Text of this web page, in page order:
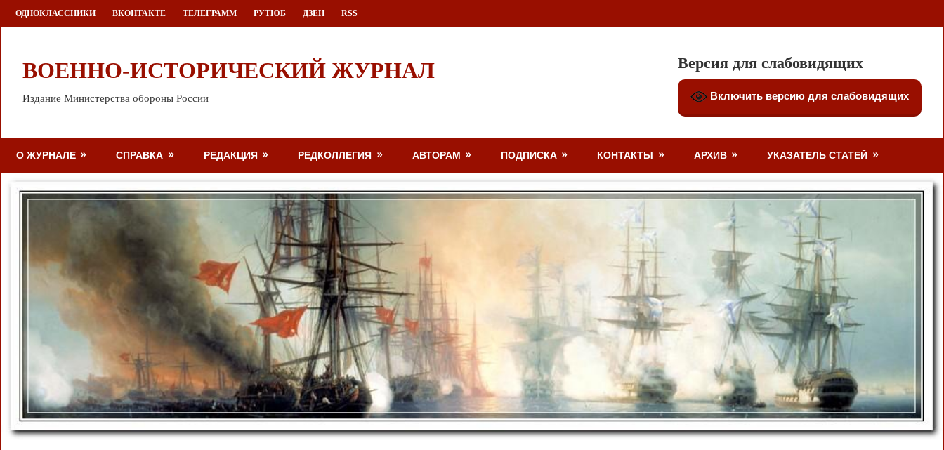
Перейти
к
ОДНОКЛАССНИКИ ВКОНТАКТЕ ТЕЛЕГРАММ РУТЮБ ДЗЕН RSS
ВОЕННО-ИСТОРИЧЕСКИЙ ЖУРНАЛ
Издание Министерства обороны России
Версия для слабовидящих
Включить версию для слабовидящих
О ЖУРНАЛЕ СПРАВКА РЕДАКЦИЯ РЕДКОЛЛЕГИЯ АВТОРАМ ПОДПИСКА КОНТАКТЫ АРХИВ УКАЗАТЕЛЬ СТАТЕЙ